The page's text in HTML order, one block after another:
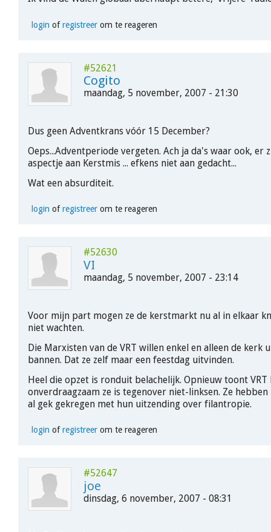
login ofregistreerom te reageren
#52621
Cogito
maandag, 5 november, 2007 - 21:30
Dus geen Adventkrans vóór 15 December?
Oeps...Adventperiode vergeten. Ach ja da's waar ook, er
aspectje aan Kerstmis ... efkens niet aan gedacht...
Wat een absurditeit.
login ofregistreerom te reageren
#52630
VI
maandag, 5 november, 2007 - 23:14
Voor mijn part mogen ze de kerstmarkt nu al in elkaar
niet wachten.
Die Marxisten van de VRT willen enkel en alleen de kerk
bannen. Dat ze zelf maar een feestdag uitvinden.
Heel die opzet is ronduit belachelijk. Opnieuw toont VRT
onverdraagzaam ze is tegenover niet-linksen. Ze hebben
al gek gekregen met hun uitzending over filantropie.
login ofregistreerom te reageren
#52647
joe
dinsdag, 6 november, 2007 - 08:31